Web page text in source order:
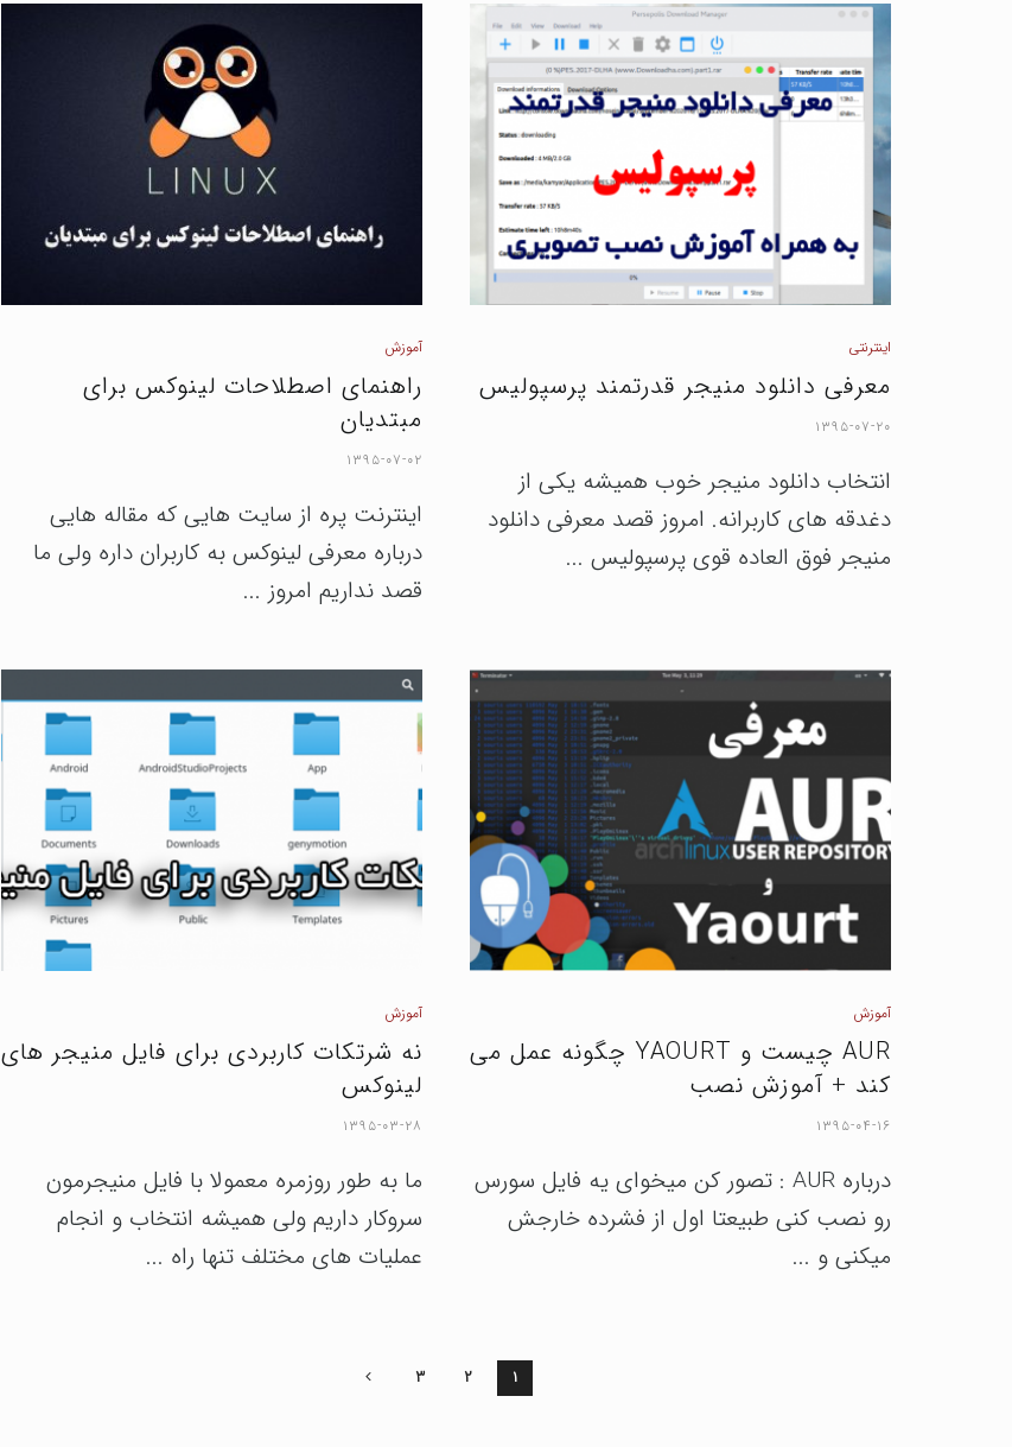
اینترنتی
معرفی دانلود منیجر قدرتمند پرسپولیس
۱۳۹۵-۰۷-۲۰
انتخاب دانلود منیجر خوب همیشه یکی از
دغدقه های کاربرانه. امروز قصد معرفی دانلود
منیجر فوق العاده قوی پرسپولیس ...
آموزش
راهنمای اصطلاحات لینوکس برای
مبتدیان
۱۳۹۵-۰۷-۰۲
اینترنت پره از سایت هایی که مقاله هایی
درباره معرفی لینوکس به کاربران داره ولی ما
قصد نداریم امروز ...
آموزش
AUR چیست و YAOURT چگونه عمل می
کند + آموزش نصب
۱۳۹۵-۰۴-۱۶
درباره AUR : تصور کن میخوای یه فایل سورس
رو نصب کنی طبیعتا اول از فشرده خارجش
میکنی و ...
آموزش
نه شرتکات کاربردی برای فایل منیجر های
لینوکس
۱۳۹۵-۰۳-۲۸
ما به طور روزمره معمولا با فایل منیجرمون
سروکار داریم ولی همیشه انتخاب و انجام
عملیات های مختلف تنها راه ...
۱ ۲ ۳